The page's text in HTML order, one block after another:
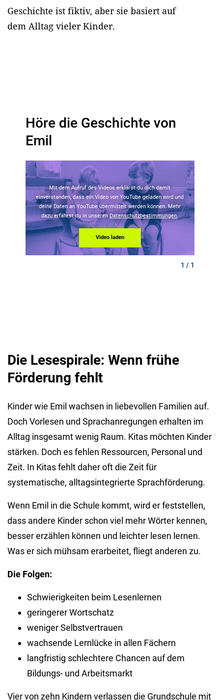
Geschichte ist fiktiv, aber sie basiert auf
dem Alltag vieler Kinder.
Höre die Geschichte von
Emil
Mit dem Aufruf des Videos erklärst du dich damit
einverstanden, dass ein Video von YouTube geladen wird und
deine Daten an YouTube übermittelt werden können. Mehr
dazu erfährst du in unseren Datenschutzbestimmungen.
Video laden
1 / 1
Die Lesespirale: Wenn frühe
Förderung fehlt
Kinder wie Emil wachsen in liebevollen Familien auf.
Doch Vorlesen und Sprachanregungen erhalten im
Alltag insgesamt wenig Raum. Kitas möchten Kinder
stärken. Doch es fehlen Ressourcen, Personal und
Zeit. In Kitas fehlt daher oft die Zeit für
systematische, alltagsintegrierte Sprachförderung.
Wenn Emil in die Schule kommt, wird er feststellen,
dass andere Kinder schon viel mehr Wörter kennen,
besser erzählen können und leichter lesen lernen.
Was er sich mühsam erarbeitet, fliegt anderen zu.
Die Folgen:
Schwierigkeiten beim Lesenlernen
geringerer Wortschatz
weniger Selbstvertrauen
wachsende Lernlücke in allen Fächern
langfristig schlechtere Chancen auf dem
Bildungs- und Arbeitsmarkt
Vier von zehn Kindern verlassen die Grundschule mit